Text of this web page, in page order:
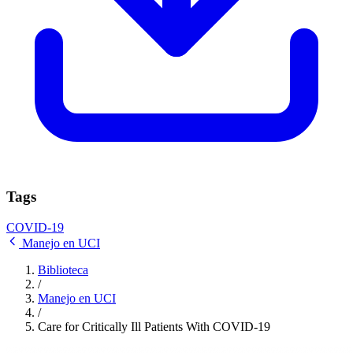
Tags
COVID-19
Manejo en UCI
Biblioteca
/
Manejo en UCI
/
Care for Critically Ill Patients With COVID-19